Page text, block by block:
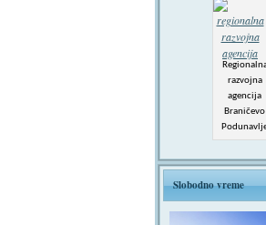
razvojna
agencija
Braničevo
Slobodno vreme